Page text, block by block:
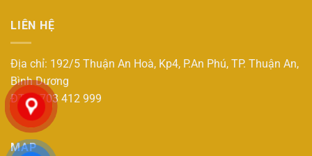
LIÊN HỆ
Địa chỉ: 192/5 Thuận An Hoà, Kp4, P.An Phú, TP. Thuận An,
Bình Dương
ĐT : 0703 412 999
MAP